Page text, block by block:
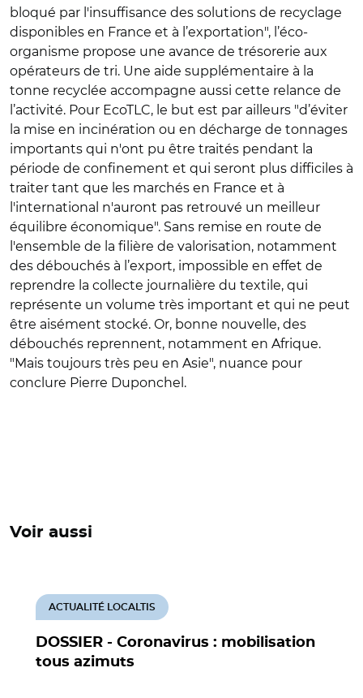
bloqué par l'insuffisance des solutions de recyclage
disponibles en France et à l’exportation", l’éco-
organisme propose une avance de trésorerie aux
opérateurs de tri. Une aide supplémentaire à la
tonne recyclée accompagne aussi cette relance de
l’activité. Pour EcoTLC, le but est par ailleurs "d’éviter
la mise en incinération ou en décharge de tonnages
importants qui n'ont pu être traités pendant la
période de confinement et qui seront plus difficiles à
traiter tant que les marchés en France et à
l'international n'auront pas retrouvé un meilleur
équilibre économique". Sans remise en route de
l'ensemble de la filière de valorisation, notamment
des débouchés à l’export, impossible en effet de
reprendre la collecte journalière du textile, qui
représente un volume très important et qui ne peut
être aisément stocké. Or, bonne nouvelle, des
débouchés reprennent, notamment en Afrique.
"Mais toujours très peu en Asie", nuance pour
conclure Pierre Duponchel.
Voir aussi
DOSSIER - Coronavirus : mobilisation
tous azimuts
ACTUALITÉ LOCALTIS